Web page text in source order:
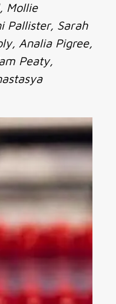
Mollie
Pallister, Sarah
Analia Pigree,
Peaty,